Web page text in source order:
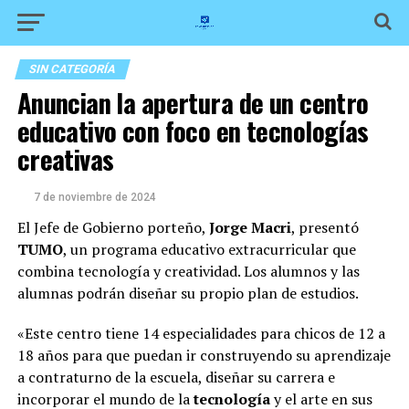
SIN CATEGORÍA
Anuncian la apertura de un centro
educativo con foco en tecnologías
creativas
7 de noviembre de 2024
El Jefe de Gobierno porteño, Jorge Macri, presentó
TUMO, un programa educativo extracurricular que
combina tecnología y creatividad. Los alumnos y las
alumnas podrán diseñar su propio plan de estudios.
«Este centro tiene 14 especialidades para chicos de 12 a
18 años para que puedan ir construyendo su aprendizaje
a contraturno de la escuela, diseñar su carrera e
incorporar el mundo de latecnologíay el arte en sus